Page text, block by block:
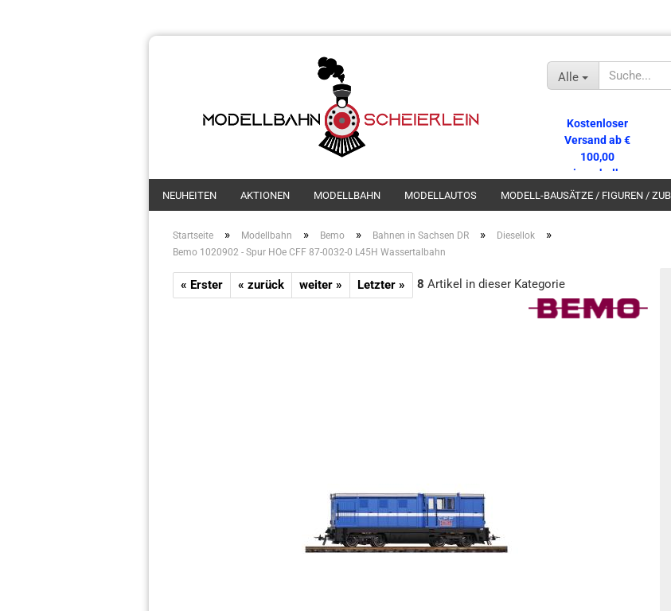
Alle
Kostenloser
Versand ab €
100,00
innerhalb
Deutschlands!
NEUHEITEN AKTIONEN MODELLBAHN MODELLAUTOS MODELL-BAUSÄTZE / FIGUREN /
Startseite » Modellbahn » Bemo » Bahnen in Sachsen DR » Diesellok »
Bemo 1020902 - Spur HOe CFF 87-0032-0 L45H Wassertalbahn
« Erster « zurück weiter » Letzter » 8 Artikel in dieser Kategorie